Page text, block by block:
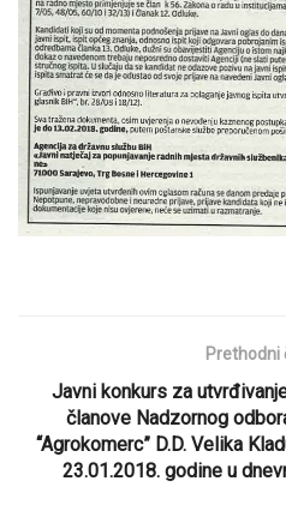
Prethodni
Javni konkurs za
članove Nadzornog
“Agrokomerc” D.D. Velika
23.01.2018. godine u